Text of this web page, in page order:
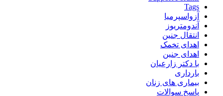
Tags
آزواسپرمیا
آندومتریوز
انتقال جنین
اهدای تخمک
اهدای جنین
با دکتر زارعیان
بارداری
بیماری های زنان
پاسخ سوالات